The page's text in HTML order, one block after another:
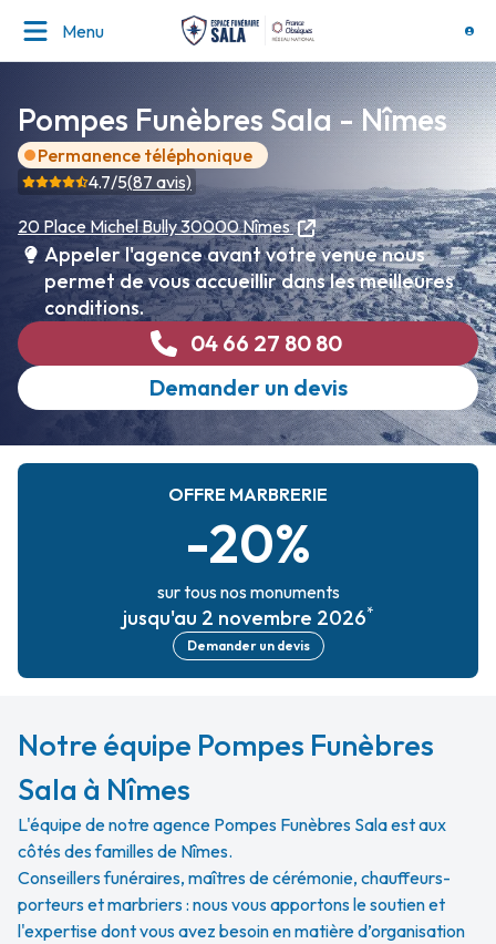
Menu
Pompes Funèbres Sala - Nîmes
Permanence téléphonique
4.7/5(87 avis)
20 Place Michel Bully30000 Nîmes
04 66 27 80 80
Demander un devis
Appeler l'agence avant votre venue nous
permet de vous accueillir dans les meilleures
conditions.
OFFRE MARBRERIE
-20%
sur tous nos monuments
jusqu'au 2 novembre 2026*
Demander un devis
Notre équipe Pompes Funèbres
Sala à Nîmes
L'équipe de notre agence Pompes Funèbres Sala est aux
côtés des familles de Nîmes.
Conseillers funéraires, maîtres de cérémonie, chauffeurs-
porteurs et marbriers : nous vous apportons le soutien et
l'expertise dont vous avez besoin en matière d’organisation